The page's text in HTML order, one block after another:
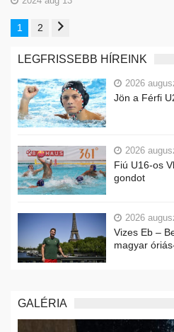
1 2
LEGFRISSEBB HÍREINK
2026
Jön a Férfi
2026
Fiú U16-os
gondot
2026
Vizes Eb –
magyar
GALÉRIA